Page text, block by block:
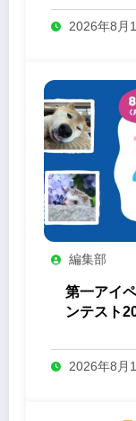
2026年8月
編集部
第一アイ
ンテスト
2026年8月